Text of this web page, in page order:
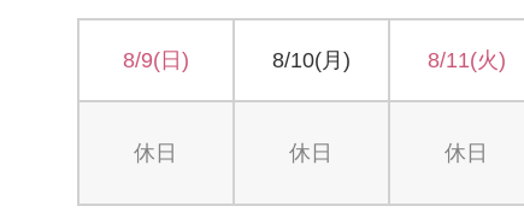
8/9(日)
休日
8/10(月)
休日
8/11(火)
休日